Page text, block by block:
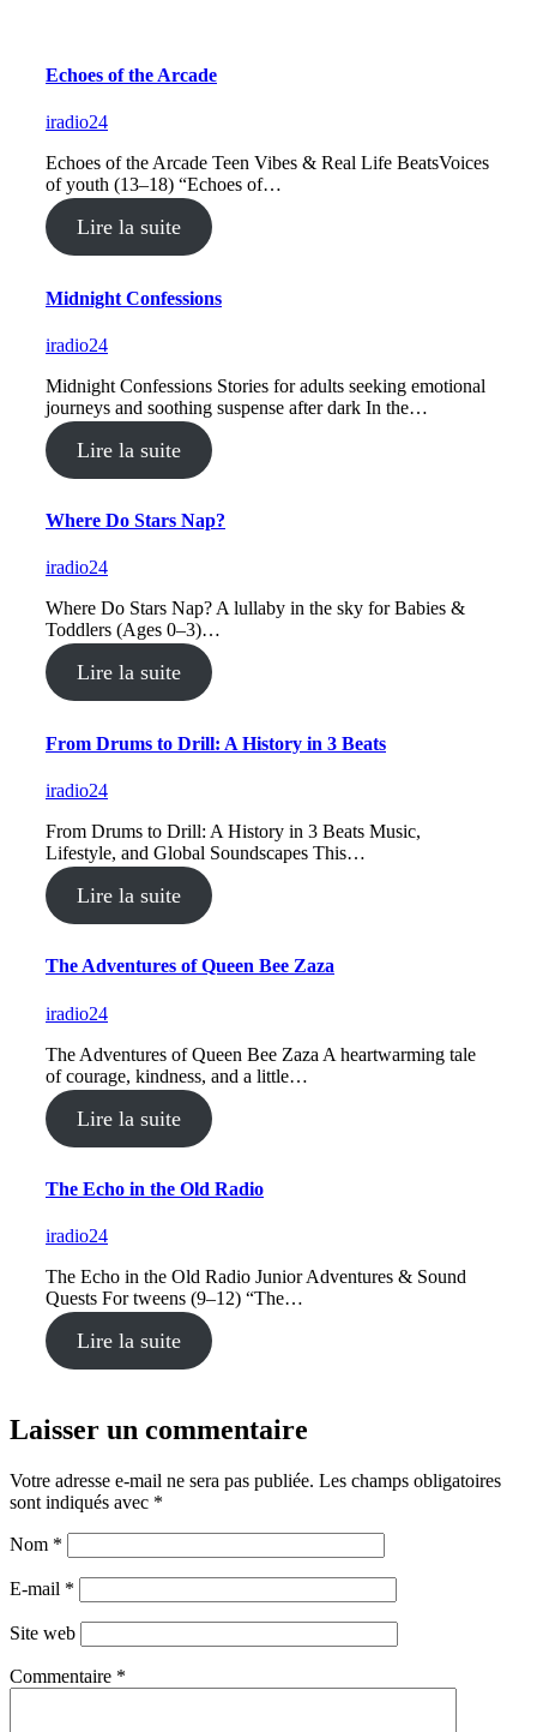
Echoes of the Arcade
iradio24
Echoes of the Arcade Teen Vibes & Real Life BeatsVoices
of youth (13–18) “Echoes of…
Lire la suite
Midnight Confessions
iradio24
Midnight Confessions Stories for adults seeking emotional
journeys and soothing suspense after dark In the…
Lire la suite
Where Do Stars Nap?
iradio24
Where Do Stars Nap? A lullaby in the sky for Babies &
Toddlers (Ages 0–3)…
Lire la suite
From Drums to Drill: A History in 3 Beats
iradio24
From Drums to Drill: A History in 3 Beats Music,
Lifestyle, and Global Soundscapes This…
Lire la suite
The Adventures of Queen Bee Zaza
iradio24
The Adventures of Queen Bee Zaza A heartwarming tale
of courage, kindness, and a little…
Lire la suite
The Echo in the Old Radio
iradio24
The Echo in the Old Radio Junior Adventures & Sound
Quests For tweens (9–12) “The…
Lire la suite
Laisser un commentaire
Votre adresse e-mail ne sera pas publiée. Les champs obligatoires
sont indiqués avec *
Nom *
E-mail *
Site web
Commentaire *